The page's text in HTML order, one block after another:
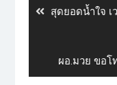
สุดยอดน้ำใจ เ
ผอ.มวย ขอโ